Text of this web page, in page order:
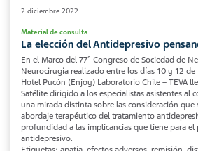
2 diciembre 2022
Material de consulta
La elección del Antidepresivo
En el Marco del 77° Congreso de Sociedad de
Neurocirugía realizado entre los días 10 y 12 de
Hotel Pucón (Enjoy) Laboratorio Chile – TEVA
Satélite dirigido a los especialistas asistentes al
una mirada distinta sobre las consideración que
abordaje terapéutico del tratamiento
profundidad a las implicancias que tiene para el
antidepresivo.